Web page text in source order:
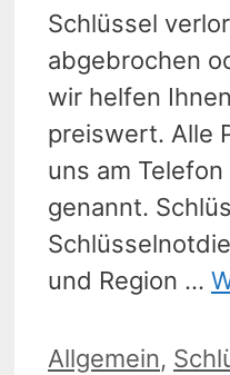
Schlüssel
abgebrochen
wir helfen
preiswert. Alle
uns am
genannt.
und Region …
Kategorien
Allgemein,